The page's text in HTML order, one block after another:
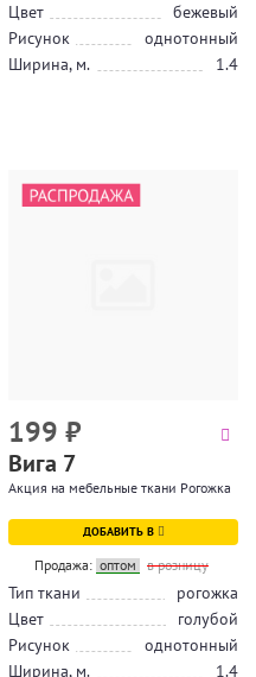
Цвет
бежевый
Рисунок
однотонный
Ширина, м.
1.4
199 ₽
Вига 7
Акция на мебельные ткани Рогожка
ДОБАВИТЬ В
Продажа: оптом в розницу
Тип ткани
рогожка
Цвет
голубой
Рисунок
однотонный
Ширина, м.
1.4